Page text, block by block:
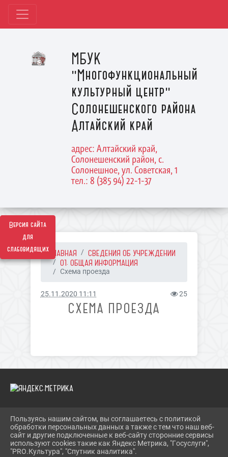
Версия сайта
для
слабовидящих
МБУК
"Многофункциональный
культурный центр"
Солонешенского района
Алтайский край
адрес: Алтайский край,
Солонешенский район, с.
Солонешное, ул. Советская, 1
тел.: 8 (385 94) 22-1-37
ГЛАВНАЯ
СВЕДЕНИЯ ОБ УЧРЕЖДЕНИИ
01. ОБЩАЯ ИНФОРМАЦИЯ
Схема проезда
25.11.2020 11:11 25
СХЕМА ПРОЕЗДА
2026 Г. SOLN-MKC.RU
ВХОД
КАРТА САЙТА
ПОЛИТИКА ОБРАБОТКИ ПЕРСОНАЛЬНЫХ ДАННЫХ
Пользуясь нашим сайтом, вы соглашаетесь с политикой
обработки персональных данных а также с тем что наш веб-
сайт и другие подключенные к веб-сайту сторонние сервисы
используют cookies такие как Яндекс Метрика, "Госуслуги",
"PRO.Культура", "Спутник аналитика".